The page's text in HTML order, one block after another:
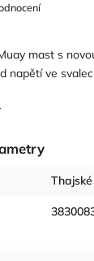
mast s
napětí ve